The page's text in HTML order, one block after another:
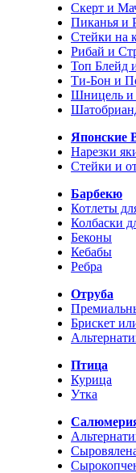
Скерт и
Пиканья и
Стейки на
Рибай и
Топ Блейд
Ти-Бон и
Шницель
Японские
Нарезки
Стейки и
Барбекю
Котлеты
Колбаски
Беконы
Кебабы
Ребра
Отруба
Брискет
Птица
Курица
Утка